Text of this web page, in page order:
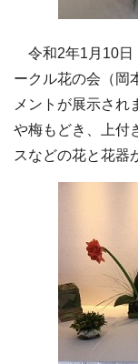
令和2年1月10日
ークル花の会（岡
メントが展示され
や梅もどき、上付
スなどの花と花器